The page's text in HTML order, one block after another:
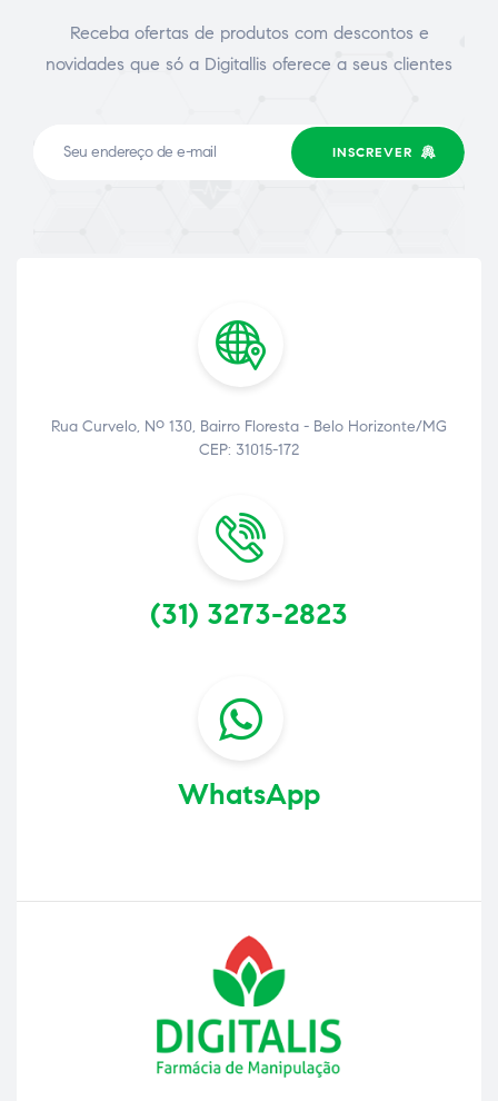
Receba ofertas de produtos com descontos e
novidades que só a Digitallis oferece a seus clientes
INSCREVER
Rua Curvelo, Nº 130, Bairro Floresta - Belo Horizonte/MG
CEP: 31015-172
(31) 3273-2823
WhatsApp